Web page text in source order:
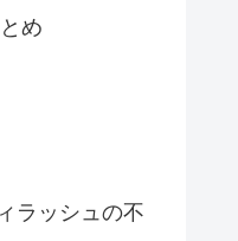
め
ラッシュの不